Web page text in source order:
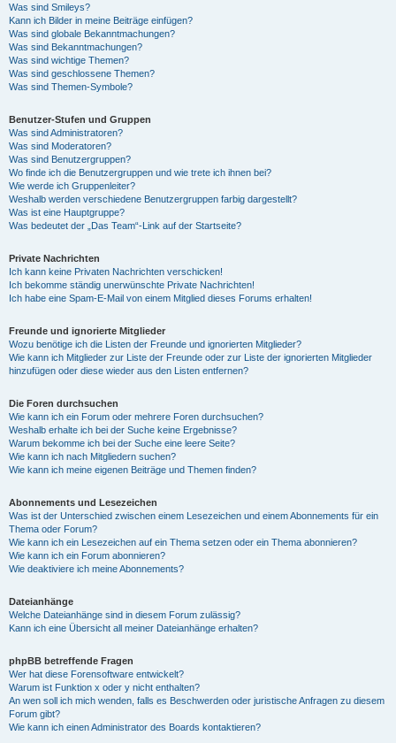
Was sind Smileys?
Kann ich Bilder in meine Beiträge einfügen?
Was sind globale Bekanntmachungen?
Was sind Bekanntmachungen?
Was sind wichtige Themen?
Was sind geschlossene Themen?
Was sind Themen-Symbole?
Benutzer-Stufen und Gruppen
Was sind Administratoren?
Was sind Moderatoren?
Was sind Benutzergruppen?
Wo finde ich die Benutzergruppen und wie trete ich ihnen bei?
Wie werde ich Gruppenleiter?
Weshalb werden verschiedene Benutzergruppen farbig dargestellt?
Was ist eine Hauptgruppe?
Was bedeutet der „Das Team“-Link auf der Startseite?
Private Nachrichten
Ich kann keine Privaten Nachrichten verschicken!
Ich bekomme ständig unerwünschte Private Nachrichten!
Ich habe eine Spam-E-Mail von einem Mitglied dieses Forums erhalten!
Freunde und ignorierte Mitglieder
Wozu benötige ich die Listen der Freunde und ignorierten Mitglieder?
Wie kann ich Mitglieder zur Liste der Freunde oder zur Liste der ignorierten Mitglieder
hinzufügen oder diese wieder aus den Listen entfernen?
Die Foren durchsuchen
Wie kann ich ein Forum oder mehrere Foren durchsuchen?
Weshalb erhalte ich bei der Suche keine Ergebnisse?
Warum bekomme ich bei der Suche eine leere Seite?
Wie kann ich nach Mitgliedern suchen?
Wie kann ich meine eigenen Beiträge und Themen finden?
Abonnements und Lesezeichen
Was ist der Unterschied zwischen einem Lesezeichen und einem Abonnements für ein
Thema oder Forum?
Wie kann ich ein Lesezeichen auf ein Thema setzen oder ein Thema abonnieren?
Wie kann ich ein Forum abonnieren?
Wie deaktiviere ich meine Abonnements?
Dateianhänge
Welche Dateianhänge sind in diesem Forum zulässig?
Kann ich eine Übersicht all meiner Dateianhänge erhalten?
phpBB betreffende Fragen
Wer hat diese Forensoftware entwickelt?
Warum ist Funktion x oder y nicht enthalten?
An wen soll ich mich wenden, falls es Beschwerden oder juristische Anfragen zu diesem
Forum gibt?
Wie kann ich einen Administrator des Boards kontaktieren?